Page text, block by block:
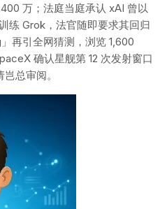
万；法庭当庭承认 xAI 曾以
练 Grok，法官随即要求其回归
再引全网猜测，浏览 1,600
确认星舰第 12 次发射窗口
总审阅。